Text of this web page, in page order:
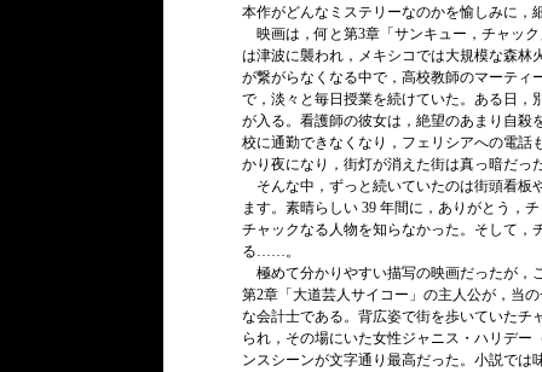
本作がどんなミステリーなのかを愉しみに，
映画は，何と第3章「サンキュー，チャッ
は津波に襲われ，メキシコでは大規模な森林
が繋がらなくなる中で，高校教師のマーティ
で，淡々と毎日授業を続けていた。ある日，
が入る。看護師の彼女は，絶望のあまり自殺
校に通勤できなくなり，フェリシアへの電話
かり夜になり，街灯が消えた街は真っ暗だっ
そんな中，ずっと続いていたのは街頭看板
ます。素晴らしい 39 年間に，ありがとう，
チャックなる人物を知らなかった。そして，
る……。
極めて分かりやすい描写の映画だったが，
第2章「大道芸人サイコー」の主人公が，当
な会計士である。背広姿で街を歩いていたチ
られ，その場にいた女性ジャニス・ハリデ
ンスシーンが文字通り最高だった。小説で